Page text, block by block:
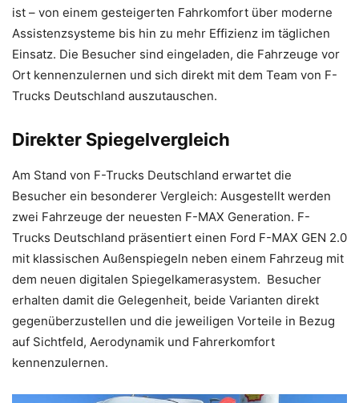
ist – von einem gesteigerten Fahrkomfort über moderne
Assistenzsysteme bis hin zu mehr Effizienz im täglichen
Einsatz. Die Besucher sind eingeladen, die Fahrzeuge vor
Ort kennenzulernen und sich direkt mit dem Team von F-
Trucks Deutschland auszutauschen.
Direkter Spiegelvergleich
Am Stand von F-Trucks Deutschland erwartet die
Besucher ein besonderer Vergleich: Ausgestellt werden
zwei Fahrzeuge der neuesten F-MAX Generation. F-
Trucks Deutschland präsentiert einen Ford F-MAX GEN 2.0
mit klassischen Außenspiegeln neben einem Fahrzeug mit
dem neuen digitalen Spiegelkamerasystem. Besucher
erhalten damit die Gelegenheit, beide Varianten direkt
gegenüberzustellen und die jeweiligen Vorteile in Bezug
auf Sichtfeld, Aerodynamik und Fahrerkomfort
kennenzulernen.